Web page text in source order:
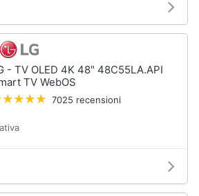
- TV OLED 4K 48" 48C55LA.API
TV WebOS
7025 recensioni